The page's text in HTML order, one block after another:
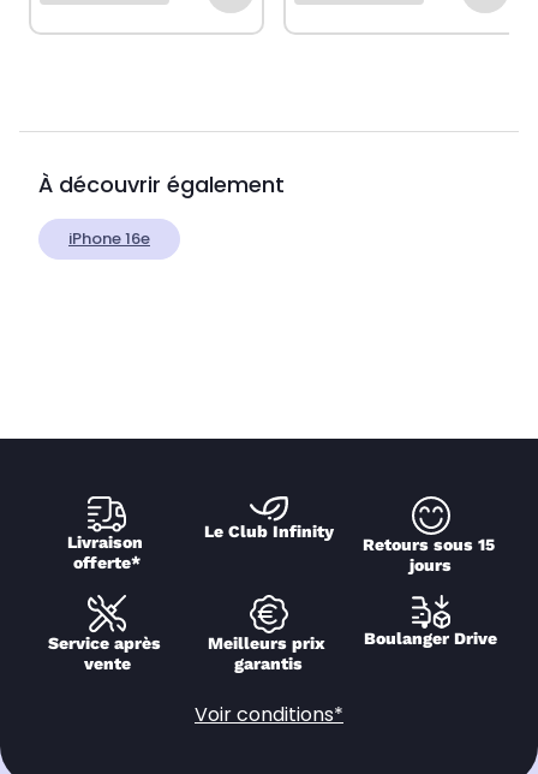
À découvrir également
iPhone 16e
Livraison
offerte*
Le Club Infinity
Retours sous 15
jours
Service après
vente
Meilleurs prix
garantis
Boulanger Drive
Voir conditions*